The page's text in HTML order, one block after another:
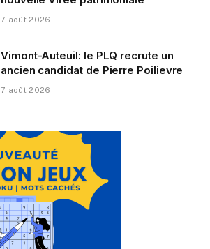
7 août 2026
Vimont-Auteuil: le PLQ recrute un
ancien candidat de Pierre Poilievre
7 août 2026